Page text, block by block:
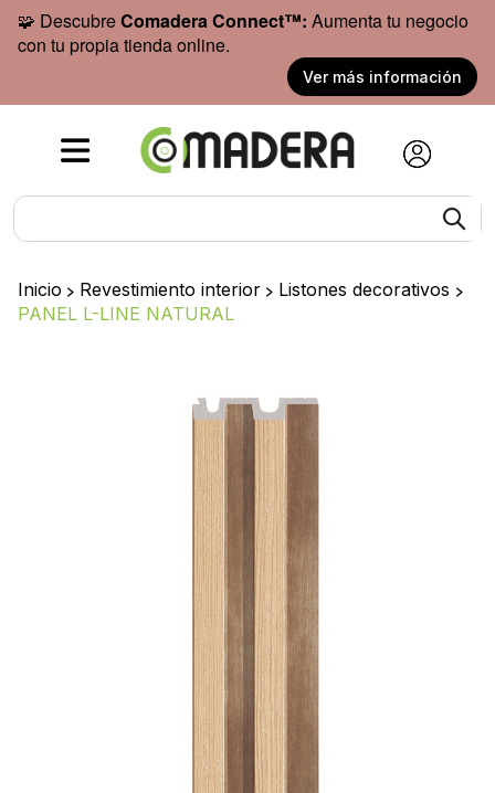
🧩 DescubreComadera Connect™: Aumenta tu negocio
con tu propia tienda online.
Ver más información
Inicio > Revestimiento interior > Listones decorativos >
PANEL L-LINE NATURAL